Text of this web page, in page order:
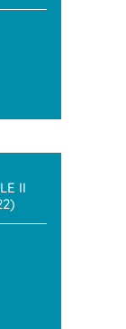
II